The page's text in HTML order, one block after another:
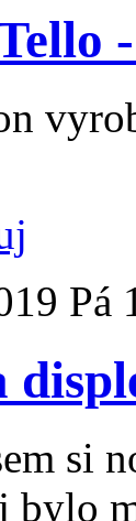
Pá
si
bylo